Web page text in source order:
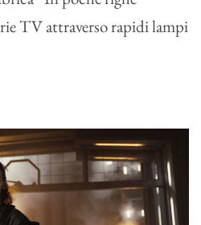
TV attraverso rapidi lampi